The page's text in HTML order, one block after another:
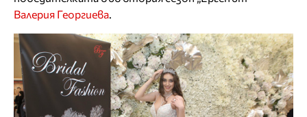
Валерия Георгиева